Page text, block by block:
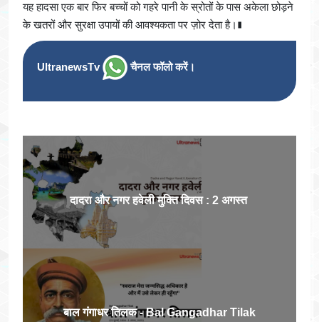
यह हादसा एक बार फिर बच्चों को गहरे पानी के स्रोतों के पास अकेला छोड़ने
के खतरों और सुरक्षा उपायों की आवश्यकता पर ज़ोर देता है।∎
UltranewsTv चैनल फॉलो करें।
दादरा और नगर हवेली मुक्ति दिवस : 2 अगस्त
बाल गंगाधर तिलक - Bal Gangadhar Tilak